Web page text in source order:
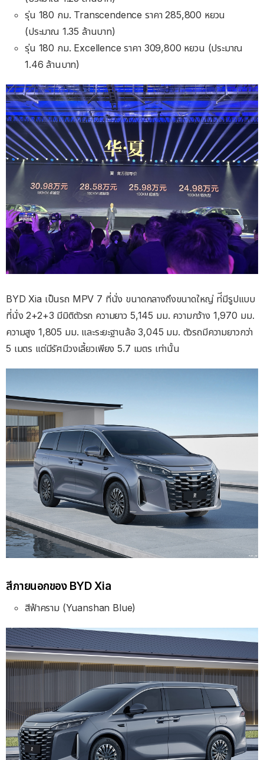
รุ่น 180 กม. Transcendence ราคา 285,800 หยวน
(ประมาณ 1.35 ล้านบาท)
รุ่น 180 กม. Excellence ราคา 309,800 หยวน (ประมาณ
1.46 ล้านบาท)
BYD Xia เป็นรถ MPV 7 ที่นั่ง ขนาดกลางถึงขนาดใหญ่ ท่ีมีรูปแบบ
ที่นั่ง 2+2+3 มีมิติตัวรถ ความยาว 5,145 มม. ความกว้าง 1,970 มม.
ความสูง 1,805 มม. และระยะฐานล้อ 3,045 มม. ตัวรถมีความยาวกว่า
5 เมตร แต่มีรัศมีวงเลี้ยวเพียง 5.7 เมตร เท่านั้น
สีภายนอกของ BYD Xia
สีฟ้าคราม (Yuanshan Blue)